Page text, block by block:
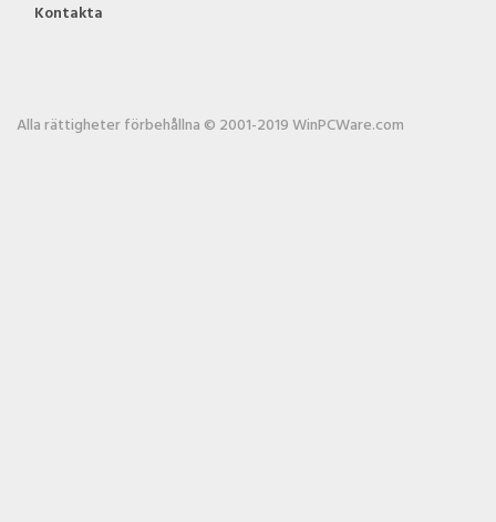
Kontakta
Alla rättigheter förbehållna © 2001-2019 WinPCWare.com